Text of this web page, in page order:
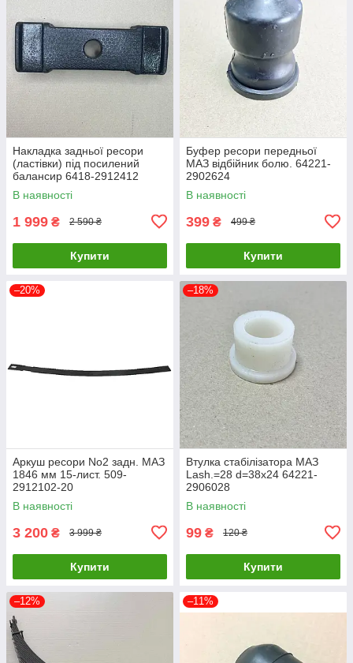
Накладка задньої ресори
(ластівки) під посилений
балансир 6418-2912412
В наявності
1 999 ₴ 2 590 ₴
Купити
Буфер ресори передньої
МАЗ відбійник болю. 64221-
2902624
В наявності
399 ₴ 499 ₴
Купити
–20%
Аркуш ресори No2 задн. МАЗ
1846 мм 15-лист. 509-
2912102-20
В наявності
3 200 ₴ 3 999 ₴
Купити
–18%
Втулка стабілізатора МАЗ
Lash.=28 d=38х24 64221-
2906028
В наявності
99 ₴ 120 ₴
Купити
–12% –11%